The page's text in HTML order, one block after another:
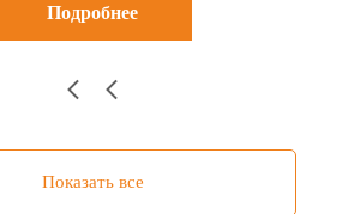
Подробнее
Показать все